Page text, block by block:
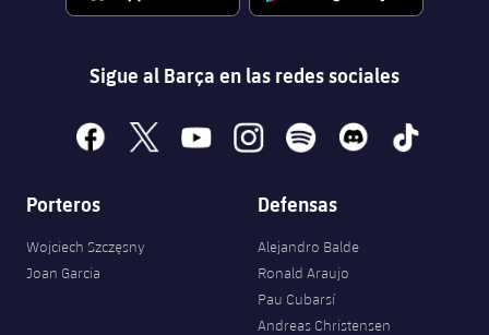
Jugadores
Calendario
Resultados
Fotos
Voleibol masculino
Voleibol femenino
Apúntate a las amateurs
Carnet de las Secciones Amateurs
League of Legends
VALORANT Rising
VALORANT Game Changers
Sigue al Barça en las redes sociales
facebook
x youtubeinstagramspotify discord tiktok
Porteros
Wojciech Szczęsny
Joan Garcia
Defensas
Alejandro Balde
Ronald Araujo
Pau Cubarsí
Andreas Christensen